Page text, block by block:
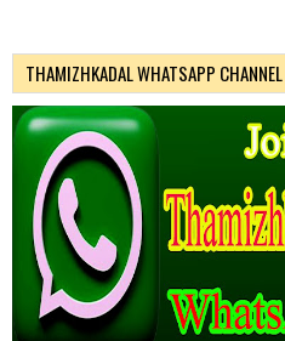
THAMIZHKADAL WHATSAPP CHANNEL